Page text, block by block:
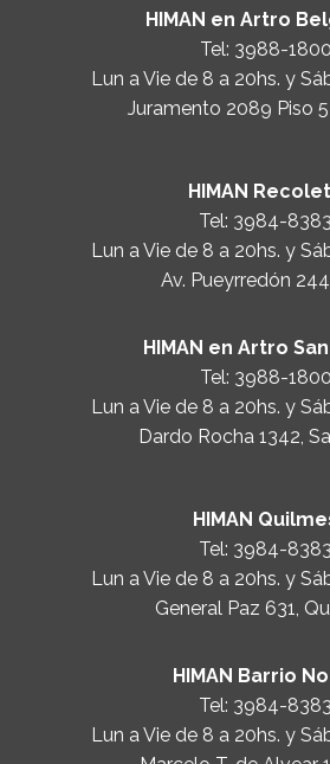
HIMAN en Artro
Tel: 3988-1800
Lun a Vie de 8 a 20hs. y
Juramento 2089 Piso
HIMAN
Tel: 3984-8383
Lun a Vie de 8 a 20hs. y
Av. Pueyrredón
HIMAN en Artro
Tel: 3988-1800
Lun a Vie de 8 a 20hs. y
Dardo Rocha 1342,
HIMAN
Tel: 3984-8383
Lun a Vie de 8 a 20hs. y
General Paz 631,
HIMAN Barrio
Tel: 3984-8383
Lun a Vie de 8 a 20hs. y